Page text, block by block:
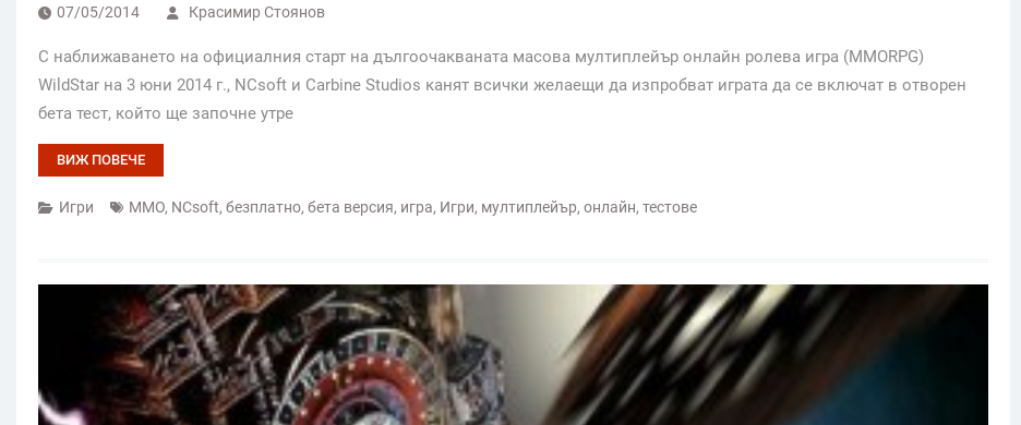
07/05/2014 Красимир Стоянов
С наближаването на официалния старт на дългоочакваната масова мултиплейър онлайн ролева игра (MMORPG)
WildStar на 3 юни 2014 г., NCsoft и Carbine Studios канят всички желаещи да изпробват играта да се включат в отворен
бета тест, който ще започне утре
ВИЖ ПОВЕЧЕ
Игри MMO, NCsoft, безплатно, бета версия, игра, Игри, мултиплейър, онлайн, тестове